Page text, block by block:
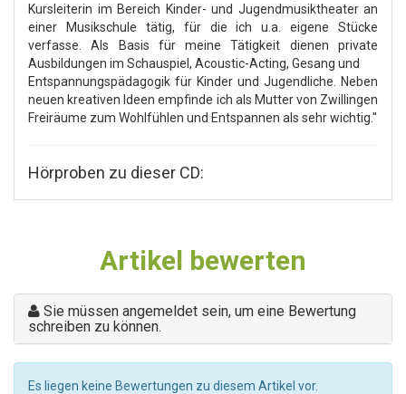
Kursleiterin im Bereich Kinder- und Jugendmusiktheater an
einer Musikschule tätig, für die ich u.a. eigene Stücke
verfasse. Als Basis für meine Tätigkeit dienen private
Ausbildungen im Schauspiel, Acoustic-Acting, Gesang und
Entspannungspädagogik für Kinder und Jugendliche. Neben
neuen kreativen Ideen empfinde ich als Mutter von Zwillingen
Freiräume zum Wohlfühlen und Entspannen als sehr wichtig.''
Hörproben zu dieser CD:
Artikel bewerten
Sie müssen angemeldet sein, um eine Bewertung
schreiben zu können.
Es liegen keine Bewertungen zu diesem Artikel vor.